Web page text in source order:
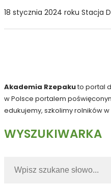
18 stycznia 2024 roku Stacja
Akademia Rzepakuto portal
w Polsce portalem
edukujemy, szkolimy rolników
WYSZUKIWARKA